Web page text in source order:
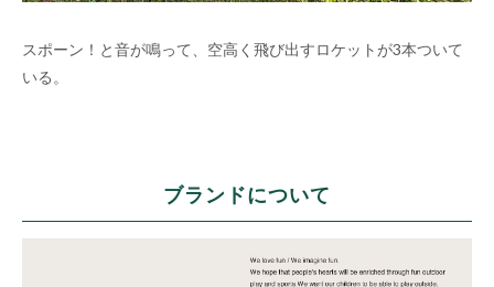
スポーン！と音が鳴って、空高く飛び出すロケットが3本ついて
いる。
ブランドについて